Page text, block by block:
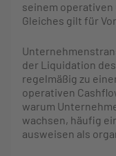
seinem operativen
Gleiches gilt für
der Liquidation
regelmäßig zu
operativen
warum
wachsen, häufig
ausweisen als